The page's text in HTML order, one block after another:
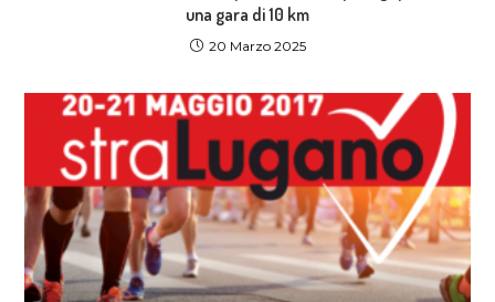
una gara di 10 km
20 Marzo 2025